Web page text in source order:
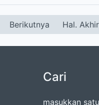
Berikutnya Hal. Akhir
Cari
masukkan